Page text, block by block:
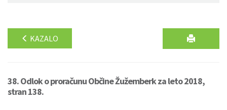
KAZALO
38. Odlok o proračunu Občine Žužemberk za leto 2018,
stran 138.